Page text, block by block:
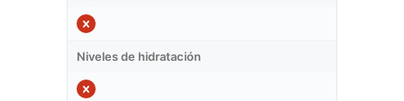
Niveles de hidratación